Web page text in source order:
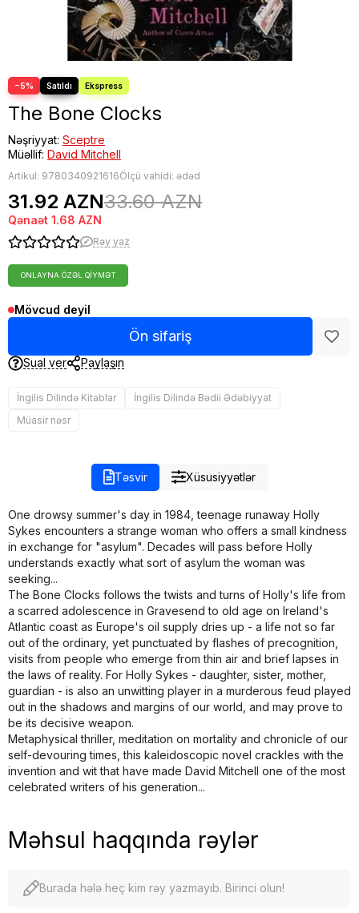
−5%
The Bone Clocks
Nəşriyyat: Sceptre
Müəllif: David Mitchell
Artikul: 9780340921616Ölçü vahidi: ədəd
31.92 AZN33.60 AZN
Qənaət 1.68 AZN
Rəy yaz
ONLAYNA ÖZƏL QIYMƏT
Mövcud deyil
Ön sifariş
Sual ver Paylaşın
İngilis Dilində Kitablar
İngilis Dilində Bədii Ədəbiyyat
Müasir nəsr
Təsvir Xüsusiyyətlər
One drowsy summer's day in 1984, teenage runaway Holly
Sykes encounters a strange woman who offers a small kindness
in exchange for "asylum". Decades will pass before Holly
understands exactly what sort of asylum the woman was
seeking...
The Bone Clocks follows the twists and turns of Holly's life from
a scarred adolescence in Gravesend to old age on Ireland's
Atlantic coast as Europe's oil supply dries up - a life not so far
out of the ordinary, yet punctuated by flashes of precognition,
visits from people who emerge from thin air and brief lapses in
the laws of reality. For Holly Sykes - daughter, sister, mother,
guardian - is also an unwitting player in a murderous feud played
out in the shadows and margins of our world, and may prove to
be its decisive weapon.
Metaphysical thriller, meditation on mortality and chronicle of our
self-devouring times, this kaleidoscopic novel crackles with the
invention and wit that have made David Mitchell one of the most
celebrated writers of his generation...
Məhsul haqqında rəylər
Burada hələ heç kim rəy yazmayıb. Birinci olun!